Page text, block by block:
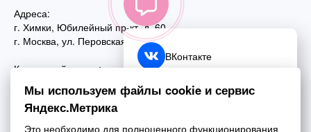
Адреса:
г. Химки, Юбилейный пр-кт, д. 60
г. Москва, ул. Перовская, д. 59
Контактный номер:
+7 (495) 970-44-75
Почта:
ВКонтакте
Telegram
Мы используем файлы cookie и сервис
Яндекс.Метрика
Это необходимо для полноценного функционирования